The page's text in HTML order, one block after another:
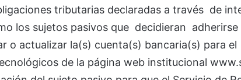
tributarias declaradas a través de
los sujetos pasivos que decidieran
actualizar la(s) cuenta(s) bancaria(s) para el
de la página web institucional